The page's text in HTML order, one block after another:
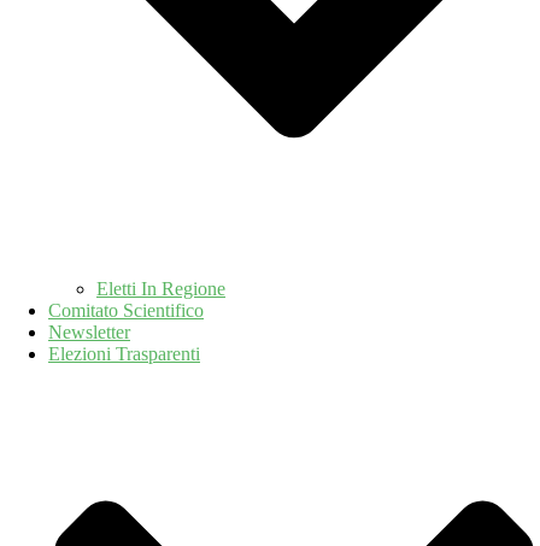
Eletti In Regione
Comitato Scientifico
Newsletter
Elezioni Trasparenti